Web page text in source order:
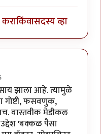
किंवासदस्य व्हा
झाला आहे. त्यामुळे
गोष्टी, फसवणुक,
वास्तवीक मेडीकल
उद्देश 'बक्कळ पैसा